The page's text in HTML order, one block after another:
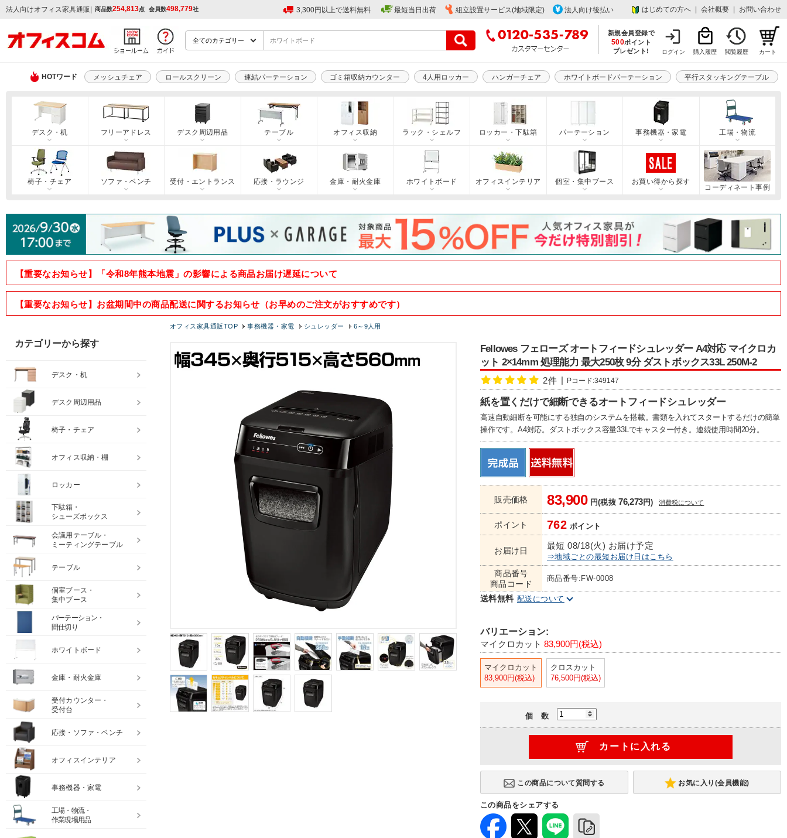
法人向けオフィス家具通販 | 商品数254,813点 会員数498,779社 3,300円以上で送料無料 最短当日出荷 組立設置サービス(地域限定) 法人向け後払い はじめての方へ 会社概要 お問い合わせ
新規会員登録で
500ポイント
プレゼント!
ログイン 購入履歴 閲覧履歴 カート
HOTワード メッシュチェア ロールスクリーン 連結パーテーション ゴミ箱収納カウンター 4人用ロッカー ハンガーチェア ホワイトボードパーテーション 平行スタッキングテーブル
デスク・机 フリーアドレス デスク周辺用品 テーブル オフィス収納 ラック・シェルフ ロッカー・下駄箱 パーテーション 事務機器・家電 工場・物流
椅子・チェア ソファ・ベンチ 受付・エントランス 応接・ラウンジ 金庫・耐火金庫 ホワイトボード オフィスインテリア 個室・集中ブース
お買い得から探す
コーディネート事例
【重要なお知らせ】「令和8年熊本地震」の影響による商品お届け遅延について
【重要なお知らせ】お盆期間中の商品配送に関するお知らせ（お早めのご注文がおすすめです）
オフィス家具通販TOP 事務機器・家電 シュレッダー 6～9人用
Fellowes フェローズ オートフィードシュレッダー A4対応 マイクロカ
ット 2×14mm 処理能力 最大250枚 9分 ダストボックス33L 250M-2
2件 Pコード:349147
紙を置くだけで細断できるオートフィードシュレッダー
高速自動細断を可能にする独自のシステムを搭載。書類を入れてスタートするだけの簡単
操作です。A4対応。ダストボックス容量33Lでキャスター付き。連続使用時間20分。
販売価格 83,900円(税抜76,273円) 消費税について
ポイント 762 ポイント
お届け日 最短 08/18(火) お届け予定
⇒地域ごとの最短お届け日はこちら
商品番号
商品コード
商品番号:FW-0008
送料無料 配送について
バリエーション:
マイクロカット 83,900円(税込)
マイクロカット
83,900円(税込)
クロスカット
76,500円(税込)
個 数
お気に入り(会員機能)
この商品をシェアする
カテゴリーから探す
デスク・机
デスク周辺用品
椅子・チェア
オフィス収納・棚
ロッカー
下駄箱・
シューズボックス
会議用テーブル・
ミーティングテーブル
テーブル
個室ブース・
集中ブース
パーテーション・
間仕切り
ホワイトボード
金庫・耐火金庫
受付カウンター・
受付台
応接・ソファ・ベンチ
オフィスインテリア
事務機器・家電
工場・物流・
作業現場用品